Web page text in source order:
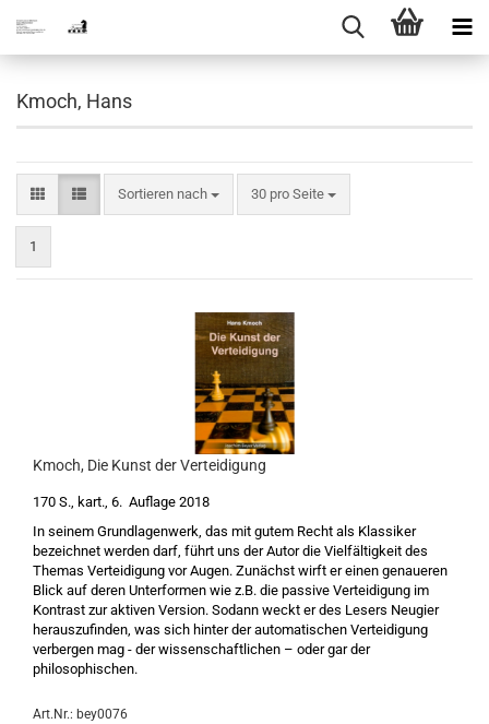
Kmoch, Hans
Sortieren nach
Sortieren nach 30 pro Seite
pro Seite
1
Kmoch, Die Kunst der Verteidigung
170 S., kart., 6. Auflage 2018
In seinem Grundlagenwerk, das mit gutem Recht als Klassiker
bezeichnet werden darf, führt uns der Autor die Vielfältigkeit des
Themas Verteidigung vor Augen. Zunächst wirft er einen genaueren
Blick auf deren Unterformen wie z.B. die passive Verteidigung im
Kontrast zur aktiven Version. Sodann weckt er des Lesers Neugier
herauszufinden, was sich hinter der automatischen Verteidigung
verbergen mag - der wissenschaftlichen – oder gar der
philosophischen.
Art.Nr.: bey0076